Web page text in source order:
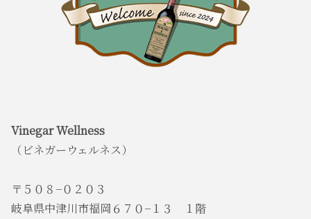
Vinegar Wellness
（ビネガーウェルネス）
〒５０８−０２０３
岐阜県中津川市福岡６７０−１３ １階